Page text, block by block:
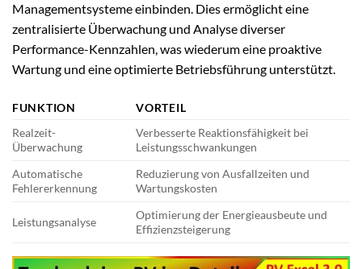
Managementsysteme einbinden. Dies ermöglicht eine
zentralisierte Überwachung und Analyse diverser
Performance-Kennzahlen, was wiederum eine proaktive
Wartung und eine optimierte Betriebsführung unterstützt.
FUNKTION
VORTEIL
Realzeit-
Überwachung
Verbesserte Reaktionsfähigkeit bei
Leistungsschwankungen
Automatische
Fehlererkennung
Reduzierung von Ausfallzeiten und
Wartungskosten
Leistungsanalyse
Optimierung der Energieausbeute und
Effizienzsteigerung